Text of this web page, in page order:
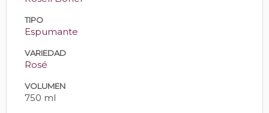
TIPO
Espumante
VARIEDAD
Rosé
VOLUMEN
750 ml